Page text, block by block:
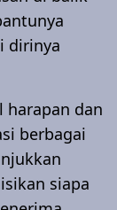
dirinya
harapan dan
berbagai
siapa